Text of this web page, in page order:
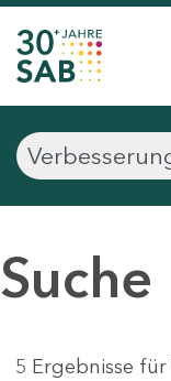
Suche
5 Ergebnisse für